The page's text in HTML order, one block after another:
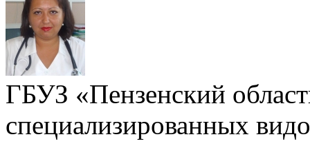
ГБУЗ «Пензенский
специализированных